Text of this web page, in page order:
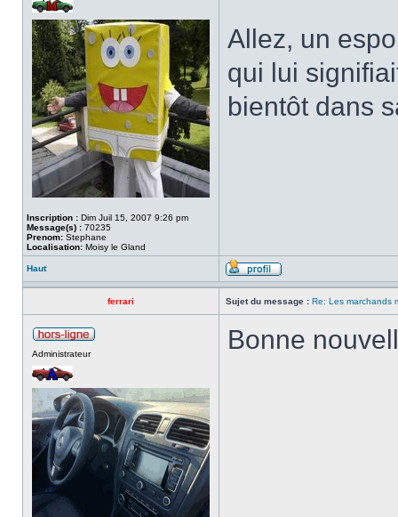
Inscription : Dim Juil 15, 2007 9:26 pm
Message(s) : 70235
Prenom: Stephane
Localisation: Moisy le Gland
Allez, un
qui lui
bientôt dans
Haut
ferrari Sujet du message : Re: Les marchands
Administrateur Bonne